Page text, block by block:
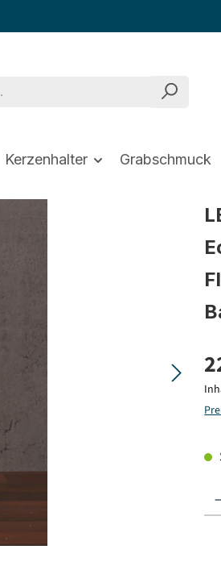
Kerzenhalter Grabschmuck